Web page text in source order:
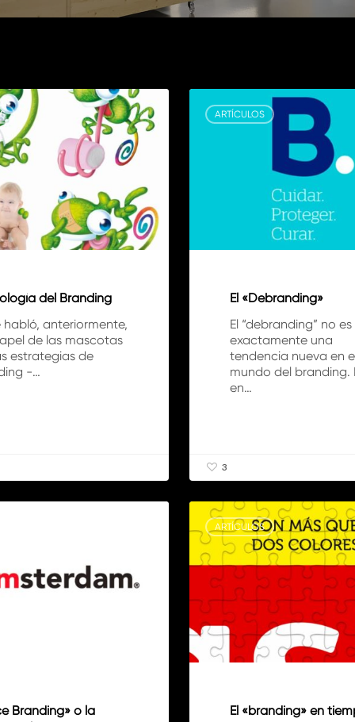
del Branding
habló, anteriormente,
de las mascotas
estrategias de
-…
El
«Debranding»
ARTÍCULOS
El «Debranding»
El “debranding” no es
exactamente una
tendencia nueva en
mundo del branding.
en…
3
Branding» o la
El
«branding»
en
tiempos
de
crisis
ARTÍCULOS
El «branding» en